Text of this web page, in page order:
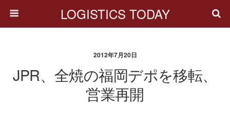
LOGISTICS TODAY
2012年7月20日
JPR、全焼の福岡デポを移転、
営業再開